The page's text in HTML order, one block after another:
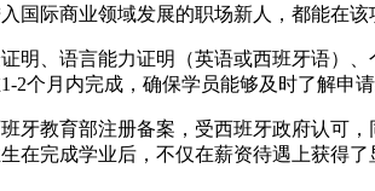
际商业领域发展的职场新人，都能在该
明、语言能力证明（英语或西班牙语）
个月内完成，确保学员能够及时了解申请
牙教育部注册备案，受西班牙政府认可
在完成学业后，不仅在薪资待遇上获得